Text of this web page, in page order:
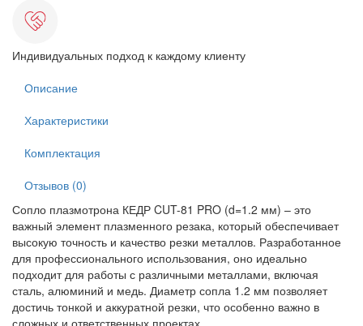
Индивидуальных подход к каждому клиенту
Описание
Характеристики
Комплектация
Отзывов (0)
Сопло плазмотрона КЕДР CUT-81 PRO (d=1.2 мм) – это
важный элемент плазменного резака, который обеспечивает
высокую точность и качество резки металлов. Разработанное
для профессионального использования, оно идеально
подходит для работы с различными металлами, включая
сталь, алюминий и медь. Диаметр сопла 1.2 мм позволяет
достичь тонкой и аккуратной резки, что особенно важно в
сложных и ответственных проектах.